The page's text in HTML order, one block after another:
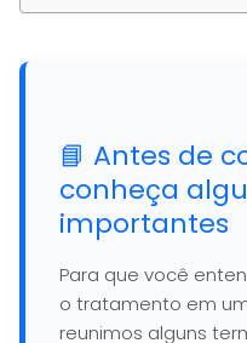
📘 Antes de
conheça
importantes
Para que você
o tratamento em
reunimos alguns